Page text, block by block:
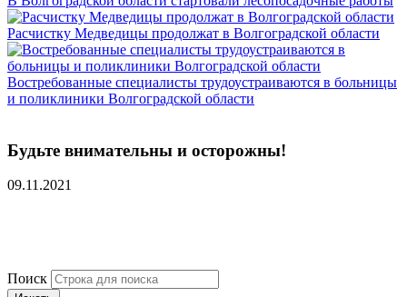
Расчистку Медведицы продолжат в Волгоградской области
Востребованные специалисты трудоустраиваются в больницы
и поликлиники Волгоградской области
Будьте внимательны и осторожны!
09.11.2021
Поиск